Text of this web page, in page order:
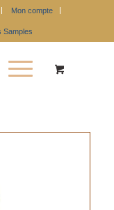
Mon compte
Samples